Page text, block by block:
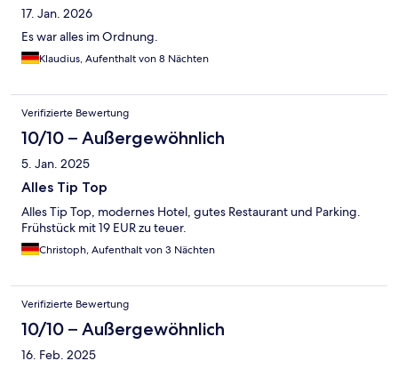
17. Jan. 2026
Es war alles im Ordnung.
Klaudius, Aufenthalt von 8 Nächten
Verifizierte Bewertung
10/10 – Außergewöhnlich
5. Jan. 2025
Alles Tip Top
Alles Tip Top, modernes Hotel, gutes Restaurant und Parking.
Frühstück mit 19 EUR zu teuer.
Christoph, Aufenthalt von 3 Nächten
Verifizierte Bewertung
10/10 – Außergewöhnlich
16. Feb. 2025